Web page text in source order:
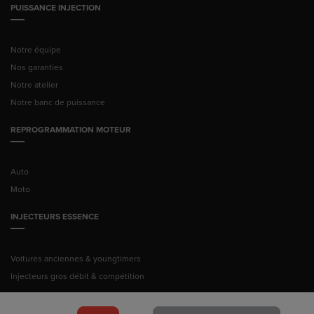
PUISSANCE INJECTION
Notre équipe
Nos garanties
Notre atelier
Notre banc de puissance
REPROGRAMMATION MOTEUR
Auto
Moto
INJECTEURS ESSENCE
Voitures anciennes & youngtimers
Injecteurs gros débit & compétition
© Pussance Injection 2026 - Mentions légales